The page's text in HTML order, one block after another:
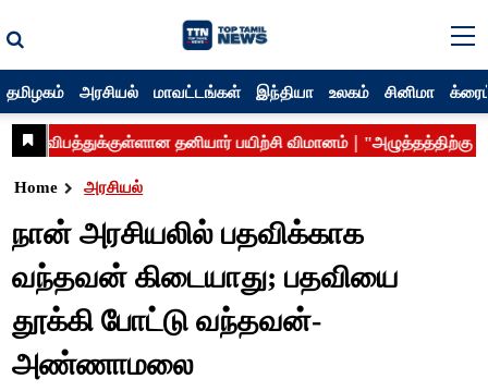
தமிழகம் அரசியல் மாவட்டங்கள் இந்தியா உலகம் சினிமா
Home அரசியல்
நான் அரசியலில் பதவிக்காக
வந்தவன் கிடையாது; பதவியை
தூக்கி போட்டு வந்தவன்-
அண்ணாமலை